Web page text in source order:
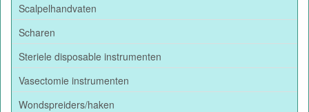
Scalpelhandvaten
Scharen
Steriele disposable instrumenten
Vasectomie instrumenten
Wondspreiders/haken